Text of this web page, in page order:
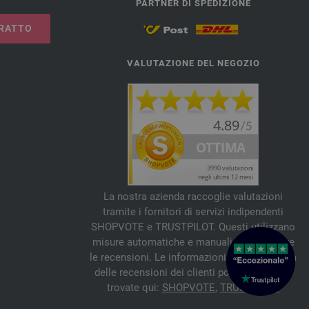
PARTNER DI SPEDIZIONE
VALUTAZIONE DEL NEGOZIO
La nostra azienda raccoglie valutazioni
tramite i fornitori di servizi indipendenti
SHOPVOTE e TRUSTPILOT. Questi utilizzano
misure automatiche e manuali per verificare
le recensioni. Le informazioni sull'autenticità
delle recensioni dei clienti possono essere
trovate qui: SHOPVOTE, TRUSTPILOT